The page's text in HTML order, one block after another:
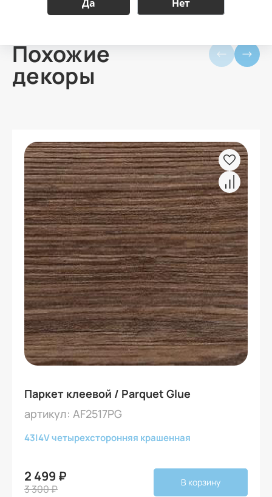
Похожие
декоры
Паркет клеевой / Parquet Glue
артикул: AF2517PG
43|4V четырехсторонняя крашенная
2 499 ₽
3 300 ₽
В корзину
Да Нет